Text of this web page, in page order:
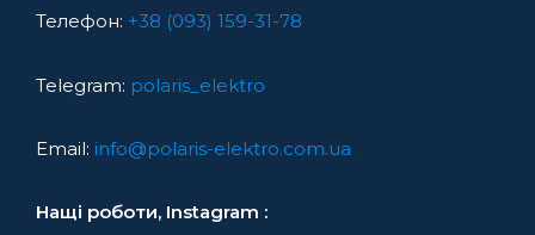
Телефон: +38 (093) 159-31-78
Telegram: polaris_elektro
Email: info@polaris-elektro.com.ua
Нащі роботи, Instagram :